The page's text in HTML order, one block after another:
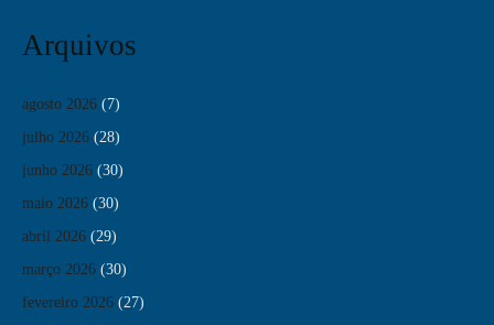
Arquivos
agosto 2026 (7)
julho 2026 (28)
junho 2026 (30)
maio 2026 (30)
abril 2026 (29)
março 2026 (30)
fevereiro 2026 (27)